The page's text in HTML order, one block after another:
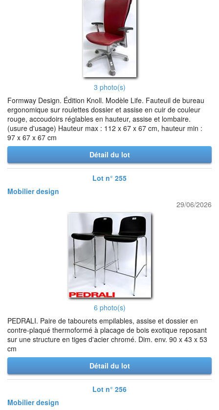
3 photo(s)
Formway Design. Édition Knoll. Modèle Life. Fauteuil de bureau
ergonomique sur roulettes dossier et assise en cuir de couleur
rouge, accoudoirs réglables en hauteur, assise et lombaire.
(usure d'usage) Hauteur max : 112 x 67 x 67 cm, hauteur min :
97 x 67 x 67 cm
Détail du lot
Lot n° 255
Mobilier design
29/06/2026
6 photo(s)
PEDRALI. Paire de tabourets empilables, assise et dossier en
contre-plaqué thermoformé à placage de bois exotique reposant
sur une structure en tiges d'acier chromé. Dim. env. 90 x 43 x 53
cm
Détail du lot
Lot n° 256
Mobilier design